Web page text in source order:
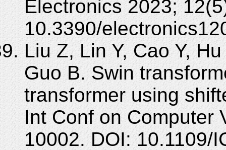
Electronics 2023;
10.3390/
Liu Z, Lin Y, Cao Y,
Guo B. Swin
transformer using
Int Conf on Computer
10002. DOI: 10.1109/